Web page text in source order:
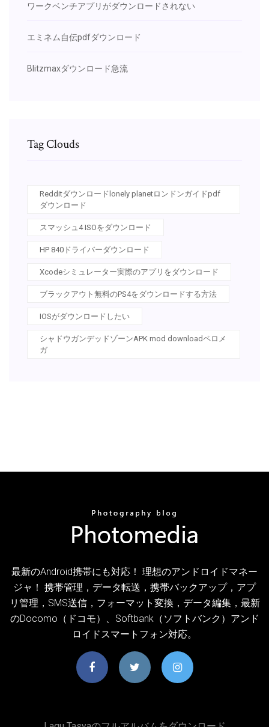
ワークベンチアプリがダウンロードされない
エミネム自伝pdfダウンロード
Blitzmaxダウンロード急流
Tag Clouds
Redditダウンロードlonely planetロンドンガイドpdf
ダウンロード
スマッシュ4 ISOをダウンロード
HP 840ドライバーダウンロード
Xcodeシミュレーター実際のアプリをダウンロード
ブラックアウト無料のPS4をダウンロードする方法
IOSがダウンロードしたい
シャドウガンデッドゾーンAPK mod downloadペロメ
ガ
最新のAndroid携帯にも対応！ 理想のアンドロイドマネー
ジャ！ 携帯管理，データ転送，携帯バックアップ，アプ
リ管理，SMS送信，フォーマット変換，データ編集，最新
のDocomo（ドコモ）、Softbank（ソフトバンク）アンド
ロイドスマートフォン対応。